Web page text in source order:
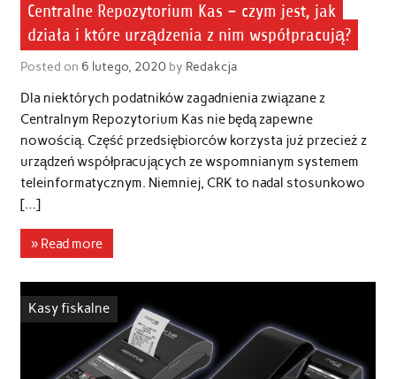
Centralne Repozytorium Kas – czym jest, jak
działa i które urządzenia z nim współpracują?
Posted on 6 lutego, 2020by Redakcja
Dla niektórych podatników zagadnienia związane z
Centralnym Repozytorium Kas nie będą zapewne
nowością. Część przedsiębiorców korzysta już przecież z
urządzeń współpracujących ze wspomnianym systemem
teleinformatycznym. Niemniej, CRK to nadal stosunkowo
[…]
» Read more
Kasy fiskalne